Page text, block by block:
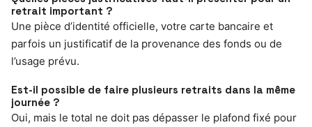
retrait important ?
Une pièce d’identité officielle, votre carte bancaire et
parfois un justificatif de la provenance des fonds ou de
l’usage prévu.
Est-il possible de faire plusieurs retraits dans la même
journée ?
Oui, mais le total ne doit pas dépasser le plafond fixé pour